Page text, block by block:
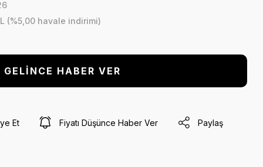
(%5,00 havale indirimi)
GELİNCE HABER VER
Et Fiyatı Düşünce Haber Ver Paylaş